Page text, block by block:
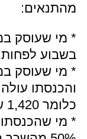
מהתנאים:
בשבוע
כלומר 1,420 שקל.
* מי